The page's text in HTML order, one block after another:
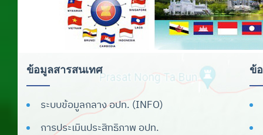
ข้อมูลสารสนเทศ
ระบบข้อมูลกลาง อปท. (INFO)
การประเมินประสิทธิภาพ อปท.
ข้